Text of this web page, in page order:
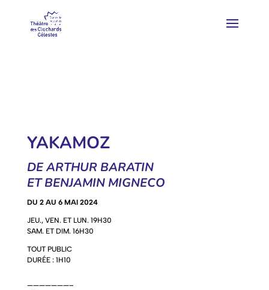
YAKAMOZ
DE ARTHUR BARATIN
ET BENJAMIN MIGNECO
DU 2 AU 6 MAI 2024
JEU., VEN. ET LUN. 19H30
SAM. ET DIM. 16H30
TOUT PUBLIC
DURÉE : 1H10
———————–